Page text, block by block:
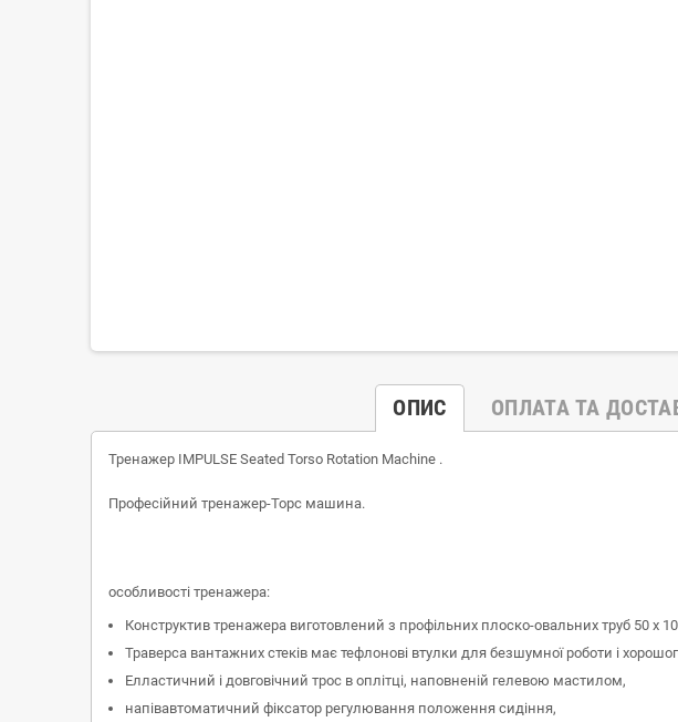
ОПИС ОПЛАТА ТА
Тренажер IMPULSE Seated Torso Rotation Machine .
Професійний тренажер-Торс машина.
особливості тренажера:
Конструктив тренажера виготовлений з профільних плоско-овальних труб 50 х
Траверса вантажних стеків має тефлонові втулки для безшумної роботи і
Елластичний і довговічний трос в оплітці, наповненій гелевою мастилом,
напівавтоматичний фіксатор регулювання положення сидіння,